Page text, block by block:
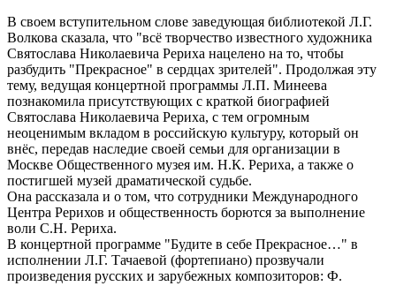
В своем вступительном слове заведующая библиотекой Л.Г.
Волкова сказала, что "всё творчество известного художника
Святослава Николаевича Рериха нацелено на то, чтобы
разбудить "Прекрасное" в сердцах зрителей". Продолжая эту
тему, ведущая концертной программы Л.П. Минеева
познакомила присутствующих с краткой биографией
Святослава Николаевича Рериха, с тем огромным
неоценимым вкладом в российскую культуру, который он
внёс, передав наследие своей семьи для организации в
Москве Общественного музея им. Н.К. Рериха, а также о
постигшей музей драматической судьбе.
Она рассказала и о том, что сотрудники Международного
Центра Рерихов и общественность борются за выполнение
воли С.Н. Рериха.
В концертной программе "Будите в себе Прекрасное…" в
исполнении Л.Г. Тачаевой (фортепиано) прозвучали
произведения русских и зарубежных композиторов: Ф.